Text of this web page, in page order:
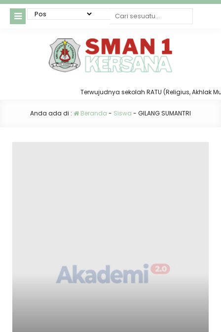
Terwujudnya sekolah RATU (Religius, Akhlak
Anda ada di : Beranda - Siswa - GILANG SUMANTRI